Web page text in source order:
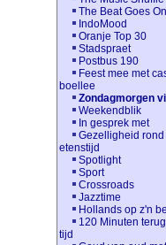
The Beat Goes On
IndoMood
Oranje Top 30
Stadspraet
Postbus 190
Feest mee met
boellee
Zondagmorgen
Weekendblik
In gesprek met
Gezelligheid rond
etenstijd
Spotlight
Sport
Crossroads
Jazztime
Hollands op z'n
120 Minuten
tijd